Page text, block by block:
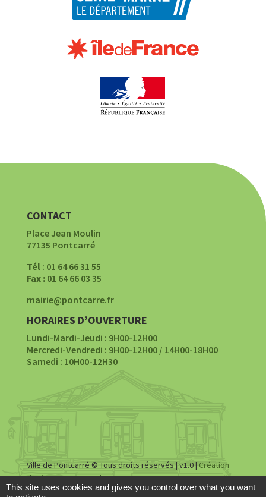
CONTACT
Place Jean Moulin
77135 Pontcarré
Tél: 01 64 66 31 55
Fax :01 64 66 03 35
mairie@pontcarre.fr
HORAIRES D’OUVERTURE
Lundi-Mardi-Jeudi : 9H00-12H00
Mercredi-Vendredi : 9H00-12H00 / 14H00-18H00
Samedi : 10H00-12H30
Ville de Pontcarré © Tous droits réservés | v1.0 | Création
du site par Agence Fluence
This site uses cookies and gives you control over what you want